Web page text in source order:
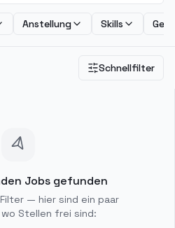
Anstellung Skills
Schnellfilter
Jobs gefunden
— hier sind ein paar
Stellen frei sind: